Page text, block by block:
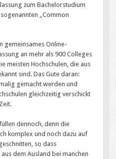
zum Bachelorstudium
„Common
gemeinsames Online-
an mehr als 900 Colleges
meisten Hochschulen, die aus
sind. Das Gute daran:
gemacht werden und
gleichzeitig verschickt
dennoch, denn die
komplex und noch dazu auf
so dass
dem Ausland bei manchen